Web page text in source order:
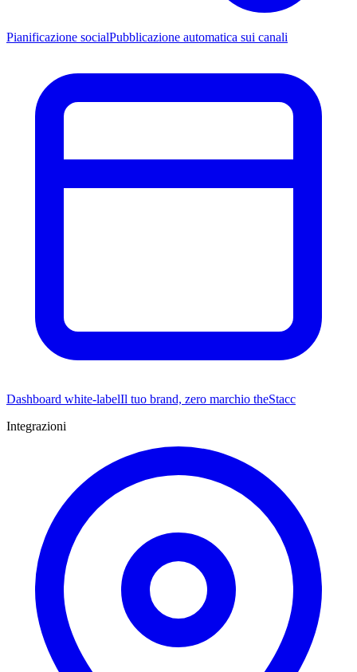
Pianificazione socialPubblicazione automatica sui canali
Dashboard white-labelIl tuo brand, zero marchio theStacc
Integrazioni